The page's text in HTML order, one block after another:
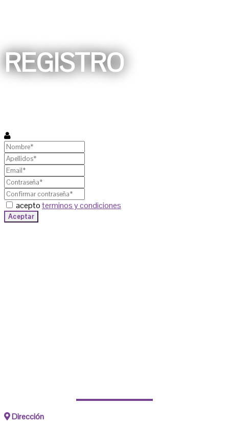
REGISTRO
aceptoterminos y condiciones
Dirección